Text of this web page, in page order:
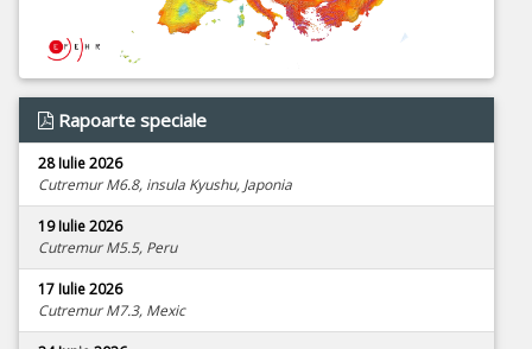
Rapoarte speciale
28 Iulie 2026
Cutremur M6.8, insula Kyushu, Japonia
19 Iulie 2026
Cutremur M5.5, Peru
17 Iulie 2026
Cutremur M7.3, Mexic